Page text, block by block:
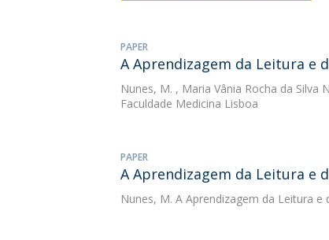
PAPER
A Aprendizagem da Leitura e
Nunes, M. , Maria Vânia Rocha da Silva
Faculdade Medicina Lisboa
PAPER
A Aprendizagem da Leitura e
Nunes, M. A Aprendizagem da Leitura e